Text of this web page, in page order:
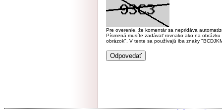
Pre overenie, že komentár sa nepridáva
Písmená musíte zadávať rovnako ako na
obrázok". V texte sa používajú iba znaky